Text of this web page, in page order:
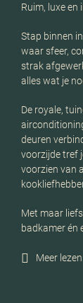
Ruim, luxe en
Stap binnen
waar sfeer,
strak
alles wat je
De royale,
deuren
voorzijde tref
voorzien van
Met maar
badkamer én
Meer lezen